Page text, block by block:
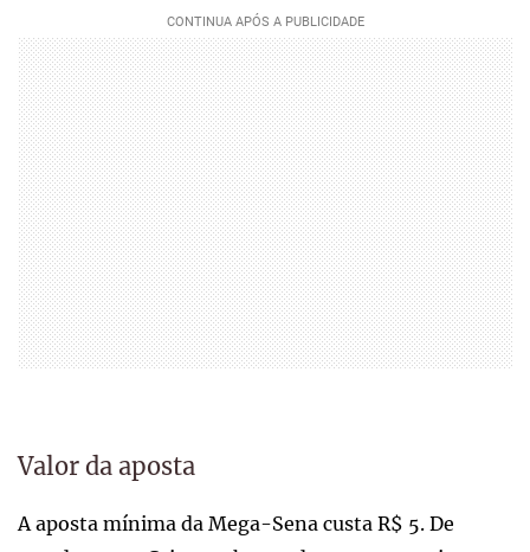
Valor da aposta
A aposta mínima da Mega-Sena custa R$ 5. De